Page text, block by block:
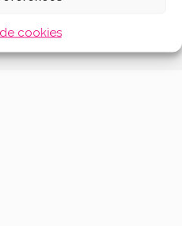
cookies
2026. Tous droits réservés.